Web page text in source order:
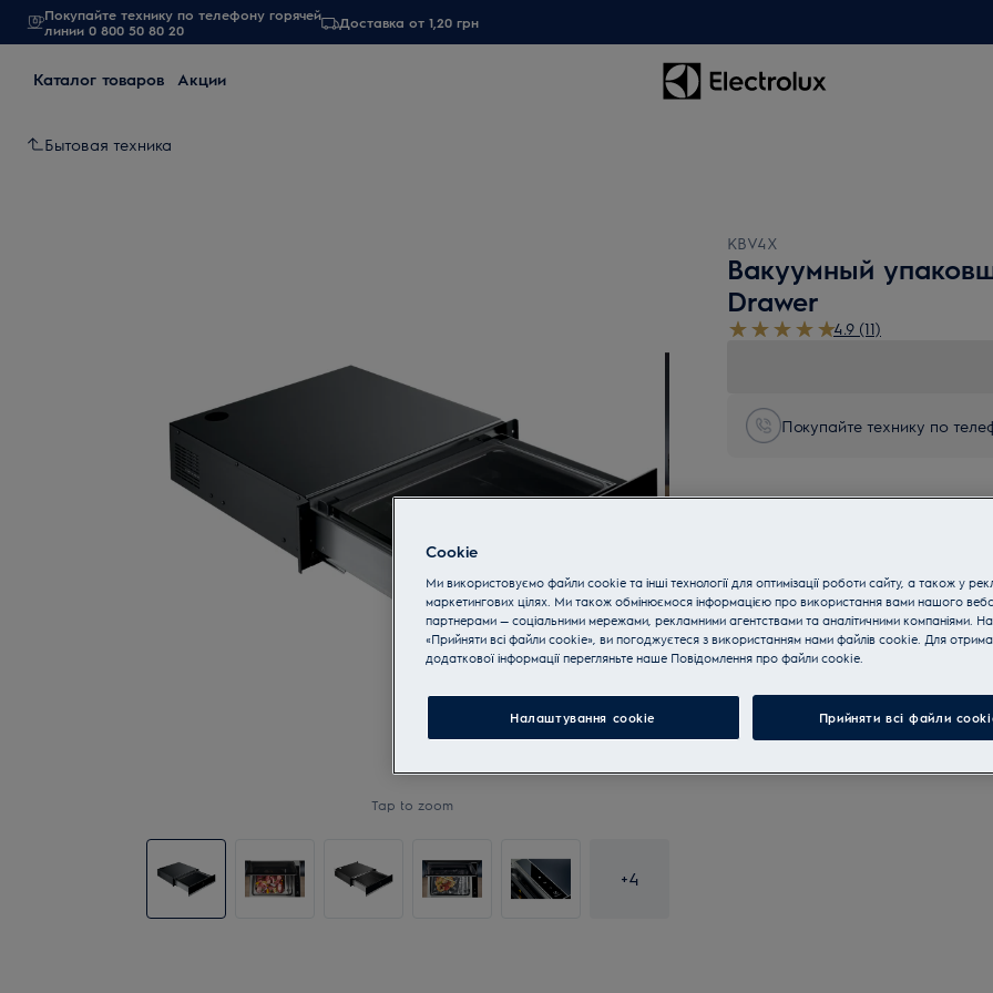
Покупайте технику по телефону горячей
линии 0 800 50 80 20
Доставка от 1,20 грн
Каталог товаров Акции
Бытовая техника
Tap to zoom
+4
KBV4X
Вакуумный
Drawer
4.9 (11)
Покупайте технику по
Cookie
Ми використовуємо файли cookie та інші технології для оптимізації роботи сайту, а також у
маркетингових цілях. Ми також обмінюємося інформацією про використання вами нашого
партнерами — соціальними мережами, рекламними агентствами та аналітичними компаніями.
«Прийняти всі файли cookie», ви погоджуєтеся з використанням нами файлів cookie. Для
додаткової інформації перегляньте наше Пoвідомлення прo файли cookie.
Налаштування cookie Прийняти всі файли